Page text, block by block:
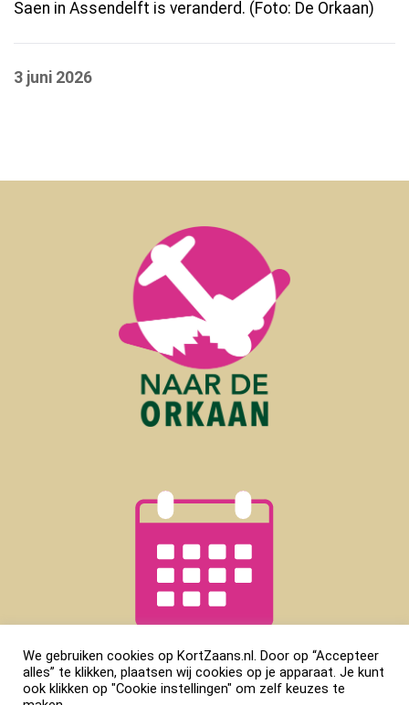
Saen in Assendelft is veranderd. (Foto: De Orkaan)
3 juni 2026
We gebruiken cookies op KortZaans.nl. Door op “Accepteer
alles” te klikken, plaatsen wij cookies op je apparaat. Je kunt
ook klikken op "Cookie instellingen" om zelf keuzes te